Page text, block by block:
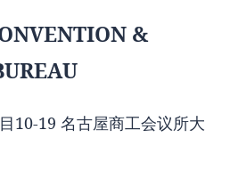
&
10-19 名古屋商工会议所大